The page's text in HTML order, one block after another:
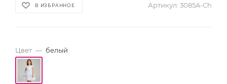
В ИЗБРАННОЕ Артикул: 3085A-Ch
Цвет — белый